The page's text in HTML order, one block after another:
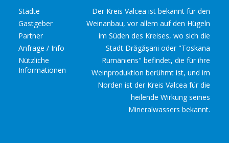
Städte
Gastgeber
Partner
Anfrage / Info
Nützliche
Informationen
Der Kreis Valcea ist bekannt für den
Weinanbau, vor allem auf den Hügeln
im Süden des Kreises, wo sich die
Stadt Drăgășani oder "Toskana
Rumäniens" befindet, die für ihre
Weinproduktion berühmt ist, und im
Norden ist der Kreis Valcea für die
heilende Wirkung seines
Mineralwassers bekannt.